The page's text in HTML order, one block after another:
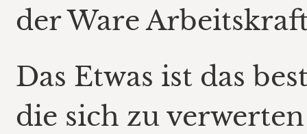
der Ware
Das Etwas ist das
die sich zu